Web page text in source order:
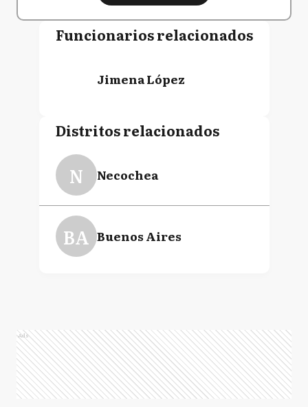
Funcionarios relacionados
Jimena López
Distritos relacionados
N Necochea
BA Buenos Aires
Ads